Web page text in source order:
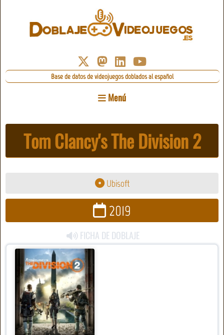
Base de datos de videojuegos doblados al español
Menú
Tom Clancy's The Division 2
Ubisoft
2019
FICHA DE DOBLAJE